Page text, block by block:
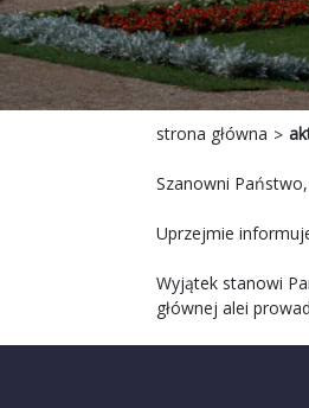
strona główna
Szanowni Państwo,
Uprzejmie
Wyjątek stanowi
głównej alei